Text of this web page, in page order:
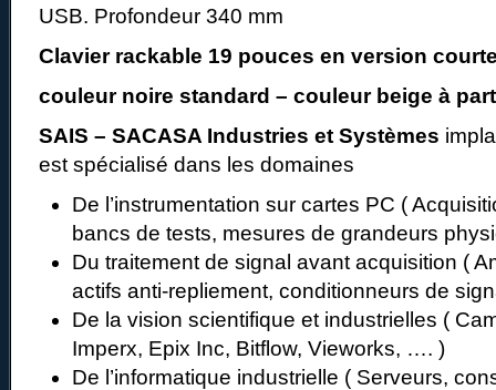
USB. Profondeur 340 mm
Clavier rackable 19 pouces en version
couleur noire standard – couleur beige à
SAIS – SACASA Industries et Systèmes
est spécialisé dans les domaines
De l’instrumentation sur cartes PC (
bancs de tests, mesures de grandeurs
Du traitement de signal avant acquisition (
actifs anti-repliement, conditionneurs de
De la vision scientifique et industrielles (
Imperx, Epix Inc, Bitflow, Vieworks, …. )
De l’informatique industrielle ( Serveurs,